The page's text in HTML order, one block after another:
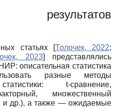
результатов
статьях [Толочек, 2022;
2023] представлялись
описательная статистика
разные методы
t-сравнение,
множественный
и др.), а также — ожидаемые